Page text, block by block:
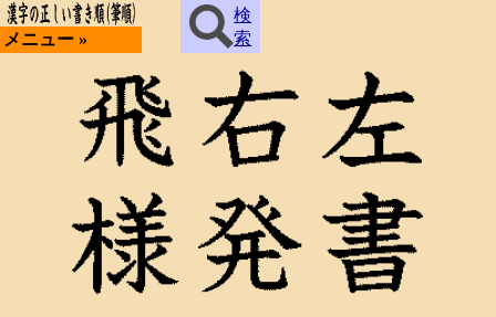
メニュー »
検
索